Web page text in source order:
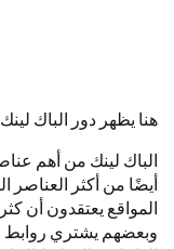
هنا يظهر دور الباك
الباك لينك من أهم
أيضًا من أكثر
المواقع يعتقدون أن
وبعضهم يشتري روابط